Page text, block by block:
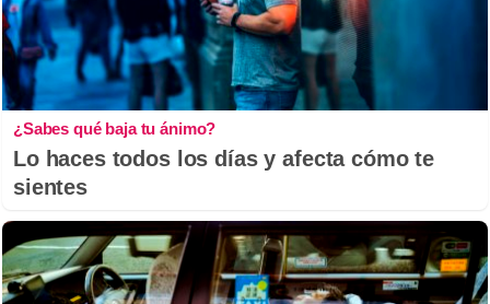
¿Sabes qué baja tu ánimo?
Lo haces todos los días y afecta cómo te
sientes